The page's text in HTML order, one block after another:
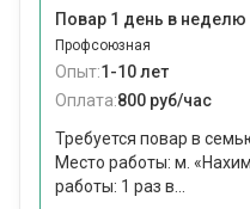
Повар 1 день в неделю
Профсоюзная
Опыт:1-10 лет
Оплата:800 руб/час
Требуется повар в
Место работы: м.
работы: 1 раз в...